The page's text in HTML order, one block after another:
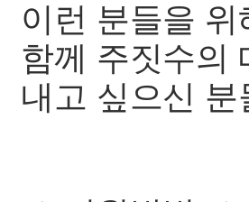
이런 분들을
함께 주짓수의
내고 싶으신